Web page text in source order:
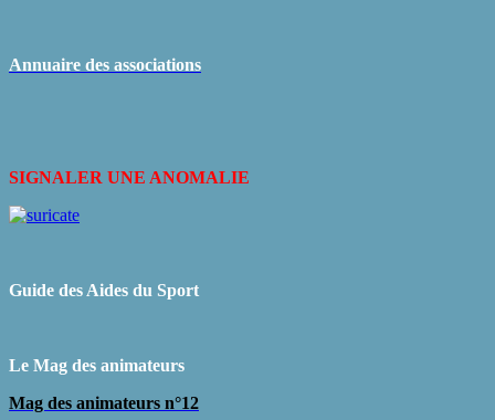
Annuaire des associations
SIGNALER UNE ANOMALIE
Guide des Aides du Sport
Le Mag des animateurs
Mag des animateurs n°12